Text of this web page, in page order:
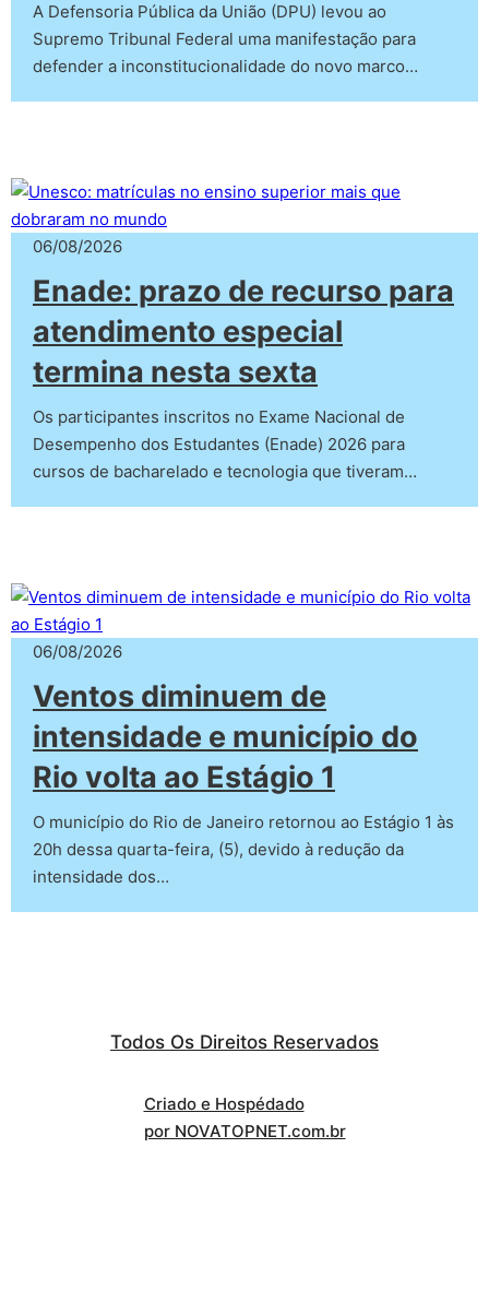
A Defensoria Pública da União (DPU) levou ao
Supremo Tribunal Federal uma manifestação para
defender a inconstitucionalidade do novo marco…
06/08/2026
Enade: prazo de recurso para
atendimento especial
termina nesta sexta
Os participantes inscritos no Exame Nacional de
Desempenho dos Estudantes (Enade) 2026 para
cursos de bacharelado e tecnologia que tiveram…
06/08/2026
Ventos diminuem de
intensidade e município do
Rio volta ao Estágio 1
O município do Rio de Janeiro retornou ao Estágio 1 às
20h dessa quarta-feira, (5), devido à redução da
intensidade dos…
Todos Os Direitos Reservados
Criado e Hospédado
por NOVATOPNET.com.br